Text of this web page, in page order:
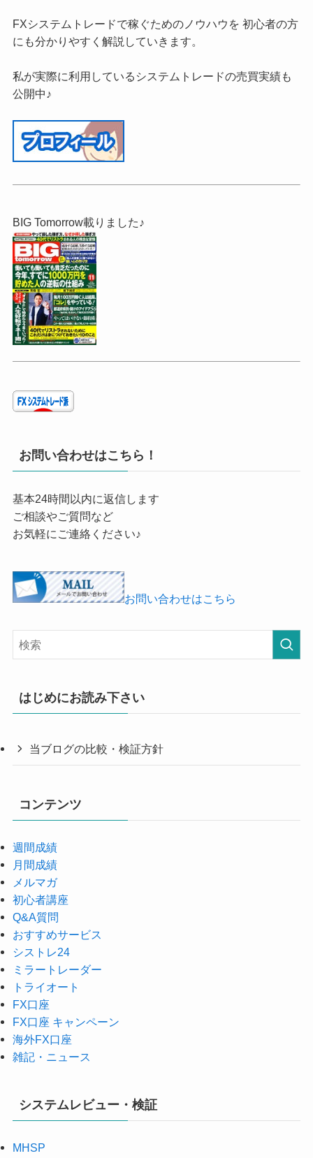
FXシステムトレードで稼ぐためのノウハウを 初心者の方
にも分かりやすく解説していきます。
私が実際に利用しているシステムトレードの売買実績も
公開中♪
BIG Tomorrow載りました♪
お問い合わせはこちら！
基本24時間以内に返信します
ご相談やご質問など
お気軽にご連絡ください♪
お問い合わせはこちら
はじめにお読み下さい
当ブログの比較・検証方針
コンテンツ
週間成績
月間成績
メルマガ
初心者講座
Q&A質問
おすすめサービス
シストレ24
ミラートレーダー
トライオート
FX口座
FX口座 キャンペーン
海外FX口座
雑記・ニュース
システムレビュー・検証
MHSP